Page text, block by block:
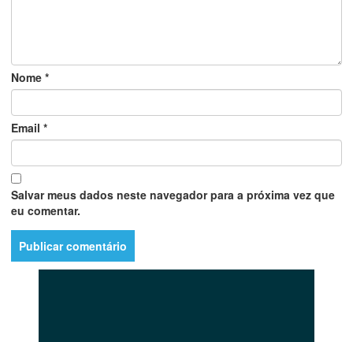
Nome *
Email *
Salvar meus dados neste navegador para a próxima vez que
eu comentar.